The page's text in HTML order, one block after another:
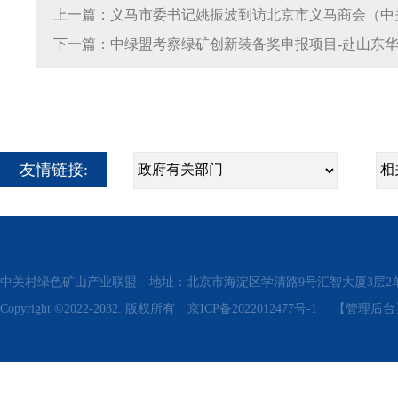
下一篇：中绿盟考察绿矿创新装备奖申报项目-赴山东
友情链接:
中关村绿色矿山产业联盟 地址：北京市海淀区学清路9号汇智大厦3层
Copyright ©2022-2032. 版权所有 京ICP备2022012477号-1 【管理后